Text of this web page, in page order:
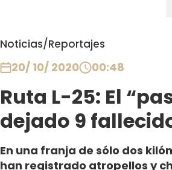
Noticias/Reportajes
20/ 10/ 2020 00:48
Ruta L-25: El
dejado 9
En una franja de sólo dos
han registrado atropellos y